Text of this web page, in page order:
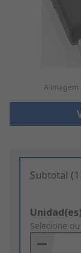
A
Subtotal
Add
to
Basket
Unidad(es)
Selecione